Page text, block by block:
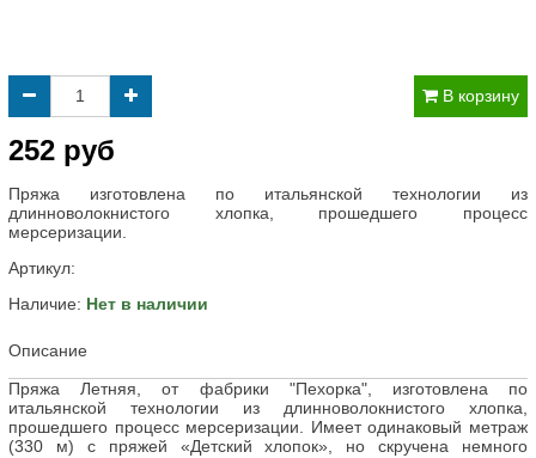
В корзину
252 руб
Пряжа изготовлена по итальянской технологии из
длинноволокнистого хлопка, прошедшего процесс
мерсеризации.
Артикул:
Наличие: Нет в наличии
Описание
Пряжа Летняя, от фабрики "Пехорка", изготовлена по
итальянской технологии из длинноволокнистого хлопка,
прошедшего процесс мерсеризации. Имеет одинаковый метраж
(330 м) с пряжей «Детский хлопок», но скручена немного